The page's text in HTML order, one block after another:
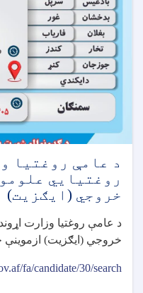
د عامې روغتيا
روغتيايي
خروجي (ايګزيت)
د عامې روغتيا وزارت اړوند
خروجي (ايګزيت) ازموينې
fa/candidate/30/search